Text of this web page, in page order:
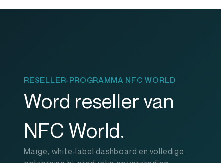
RESELLER-PROGRAMMA NFC WORLD
Word reseller van
NFC World.
Marge, white-label dashboard en volledige